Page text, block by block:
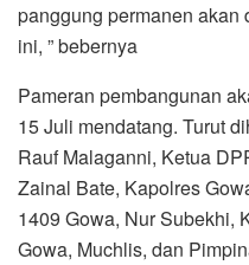
panggung permanen akan
ini, ” bebernya
Pameran pembangunan
15 Juli mendatang. Turut
Rauf Malaganni, Ketua
Zainal Bate, Kapolres
1409 Gowa, Nur Subekhi,
Gowa, Muchlis, dan